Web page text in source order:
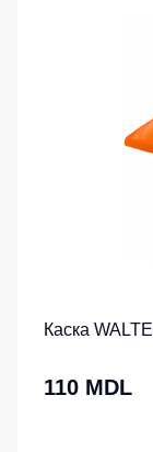
Каска
110 MDL